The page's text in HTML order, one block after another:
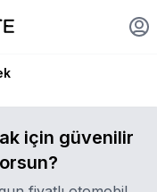
için güvenilir